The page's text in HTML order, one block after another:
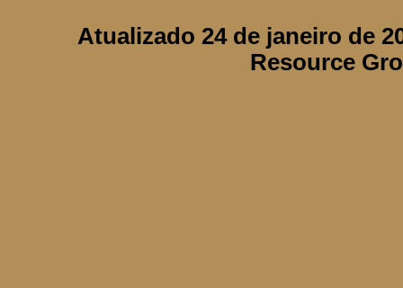
Atualizado 24 de janeiro de
Resource